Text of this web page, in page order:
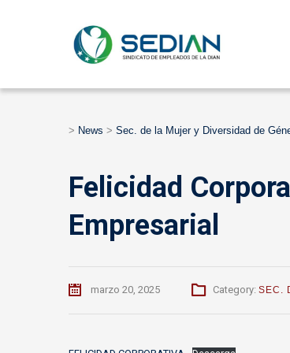
> News > Sec. de la Mujer y Diversidad de
Felicidad
Empresarial
marzo 20, 2025 Category: SEC.